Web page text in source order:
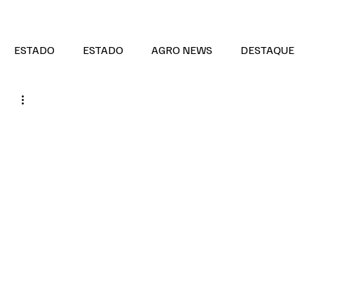
ESTADO ESTADO AGRO NEWS DESTAQUE